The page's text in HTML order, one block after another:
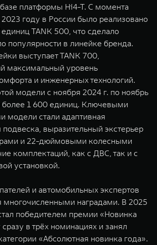
платформы Hi4-T. С момента
году в России было реализовано
TANK 500, что сделало
популярности в линейке бренда.
выступает TANK 700,
максимальный уровень
и инженерных технологий.
модели с ноября 2024 г. по ноябрь
более 1 600 единиц. Ключевыми
модели стали адаптивная
подвеска, выразительный экстерьер
и 22-дюймовыми колесными
комплектаций, как с ДВС, так и с
установкой.
и автомобильных экспертов
многочисленными наградами. В 2025
победителем премии «Новинка
сразу в трёх номинациях и занял
«Абсолютная новинка года».